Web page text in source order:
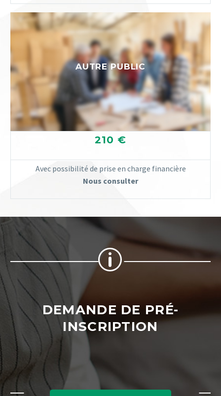
AUTRE PUBLIC
210 €
Avec possibilité de prise en charge financière
Nous consulter
p
p
DEMANDE DE PRÉ-
INSCRIPTION